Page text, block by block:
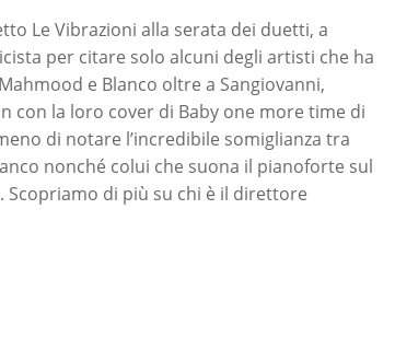
Le Vibrazioni alla serata dei duetti, a
per citare solo alcuni degli artisti che ha
e Blanco oltre a Sangiovanni,
con la loro cover di Baby one more time di
di notare l’incredibile somiglianza tra
nonché colui che suona il pianoforte sul
Scopriamo di più su chi è il direttore